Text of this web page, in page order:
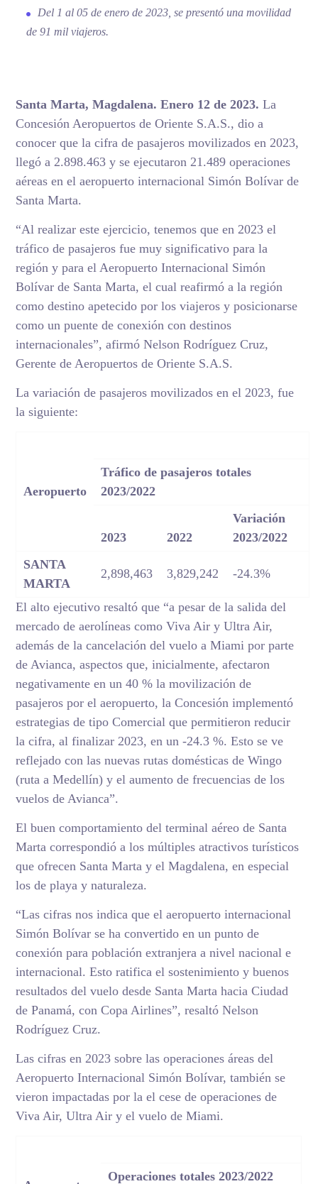
Del 1 al 05 de enero de 2023, se presentó una movilidad
de 91 mil viajeros.
Santa Marta, Magdalena. Enero 12 de 2023.La
Concesión Aeropuertos de Oriente S.A.S., dio a
conocer que la cifra de pasajeros movilizados en 2023,
llegó a 2.898.463 y se ejecutaron 21.489 operaciones
aéreas en el aeropuerto internacional Simón Bolívar de
Santa Marta.
“Al realizar este ejercicio, tenemos que en 2023 el
tráfico de pasajeros fue muy significativo para la
región y para el Aeropuerto Internacional Simón
Bolívar de Santa Marta, el cual reafirmó a la región
como destino apetecido por los viajeros y posicionarse
como un puente de conexión con destinos
internacionales”, afirmó Nelson Rodríguez Cruz,
Gerente de Aeropuertos de Oriente S.A.S.
La variación de pasajeros movilizados en el 2023, fue
la siguiente:
Aeropuerto
Tráfico de pasajeros totales
2023/2022
2023 2022
Variación
2023/2022
SANTA
MARTA
2,898,463 3,829,242 -24.3%
El alto ejecutivo resaltó que “a pesar de la salida del
mercado de aerolíneas como Viva Air y Ultra Air,
además de la cancelación del vuelo a Miami por parte
de Avianca, aspectos que, inicialmente, afectaron
negativamente en un 40 % la movilización de
pasajeros por el aeropuerto, la Concesión implementó
estrategias de tipo Comercial que permitieron reducir
la cifra, al finalizar 2023, en un -24.3 %. Esto se ve
reflejado con las nuevas rutas domésticas de Wingo
(ruta a Medellín) y el aumento de frecuencias de los
vuelos de Avianca”.
El buen comportamiento del terminal aéreo de Santa
Marta correspondió a los múltiples atractivos turísticos
que ofrecen Santa Marta y el Magdalena, en especial
los de playa y naturaleza.
“Las cifras nos indica que el aeropuerto internacional
Simón Bolívar se ha convertido en un punto de
conexión para población extranjera a nivel nacional e
internacional. Esto ratifica el sostenimiento y buenos
resultados del vuelo desde Santa Marta hacia Ciudad
de Panamá, con Copa Airlines”, resaltó Nelson
Rodríguez Cruz.
Las cifras en 2023 sobre las operaciones áreas del
Aeropuerto Internacional Simón Bolívar, también se
vieron impactadas por la el cese de operaciones de
Viva Air, Ultra Air y el vuelo de Miami.
Operaciones totales 2023/2022